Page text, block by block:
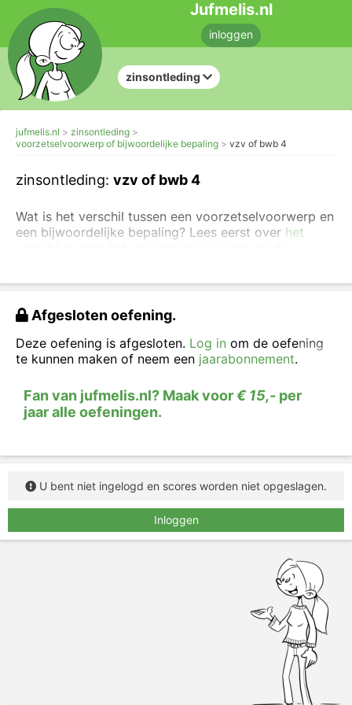
Jufmelis.nl
inloggen
zinsontleding
jufmelis.nl
zinsontleding
voorzetselvoorwerp of bijwoordelijke bepaling
vzv of bwb 4
zinsontleding: vzv of bwb 4
Wat is het verschil tussen een voorzetselvoorwerp en
een bijwoordelijke bepaling? Lees eerst over het
eenvoudigere oefeningen over het
Kies uit voorzetselvoorwerp (vzv) of bijwoordelijke
bepaling (bwb).
Afgesloten oefening.
Deze oefening is afgesloten. Log in om de oefening
te kunnen maken of neem een jaarabonnement.
Fan van jufmelis.nl? Maak voor€ 15,- per
jaar alle oefeningen.
U bent niet ingelogd en scores worden niet opgeslagen.
Inloggen